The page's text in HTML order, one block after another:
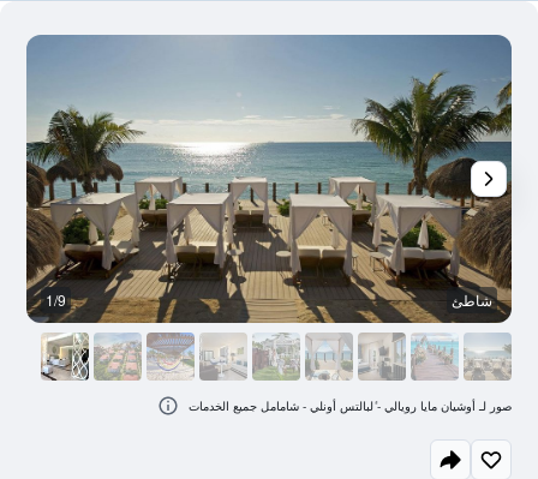
شاطئ 1/9
صور لـ أوشيان مايا رويالي - ٔلبالتس أونلي - شامامل جميع الخدمات